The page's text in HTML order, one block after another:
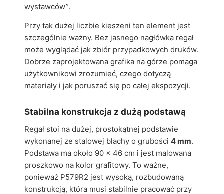
wystawców”.
Przy tak dużej liczbie kieszeni ten element jest
szczególnie ważny. Bez jasnego nagłówka regał
może wyglądać jak zbiór przypadkowych druków.
Dobrze zaprojektowana grafika na górze pomaga
użytkownikowi zrozumieć, czego dotyczą
materiały i jak poruszać się po całej ekspozycji.
Stabilna konstrukcja z dużą podstawą
Regał stoi na dużej, prostokątnej podstawie
wykonanej ze stalowej blachy o grubości 4 mm.
Podstawa ma około 90 x 46 cm i jest malowana
proszkowo na kolor grafitowy. To ważne,
ponieważ P579R2 jest wysoką, rozbudowaną
konstrukcją, która musi stabilnie pracować przy